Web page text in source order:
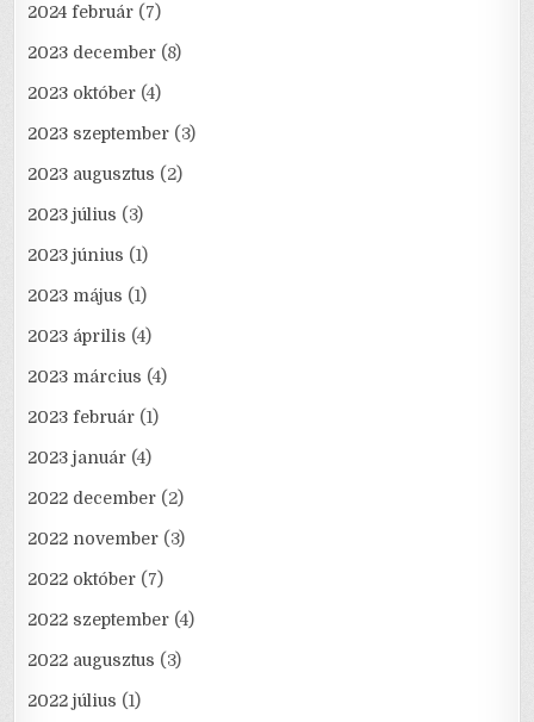
2024 február (7)
2023 december (8)
2023 október (4)
2023 szeptember (3)
2023 augusztus (2)
2023 július (3)
2023 június (1)
2023 május (1)
2023 április (4)
2023 március (4)
2023 február (1)
2023 január (4)
2022 december (2)
2022 november (3)
2022 október (7)
2022 szeptember (4)
2022 augusztus (3)
2022 július (1)